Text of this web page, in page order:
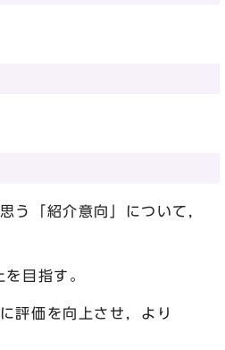
う「紹介意向」について，
目指す。
評価を向上させ，より